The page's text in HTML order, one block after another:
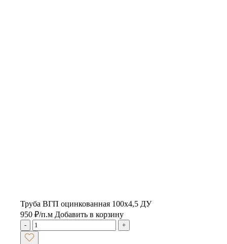
Труба ВГП оцинкованная 100х4,5 ДУ
950 ₽/п.м Добавить в корзину
- +